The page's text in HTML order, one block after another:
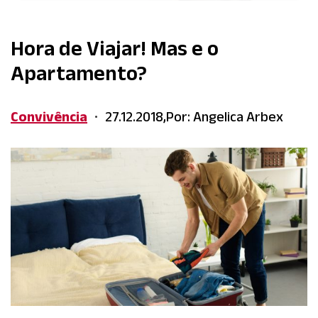
Hora de Viajar! Mas e o
Apartamento?
Convivência • 27.12.2018,Por: Angelica Arbex